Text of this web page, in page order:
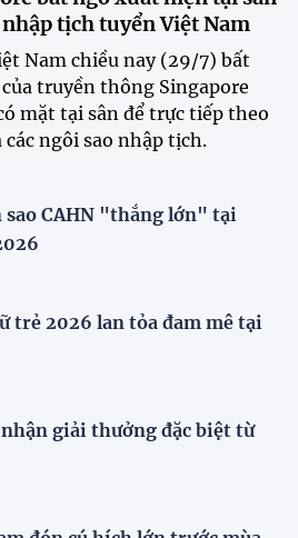
tương lai sau tin đồn sang
chiêu mộ sao trẻ của ĐT Việt
sao CAHN "thắng lớn" tại
Nam